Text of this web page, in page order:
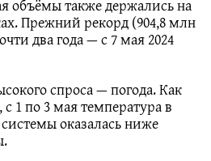
объёмы также держались на
Прежний рекорд (904,8 млн
два года — с 7 мая 2024
спроса — погода. Как
1 по 3 мая температура в
оказалась ниже